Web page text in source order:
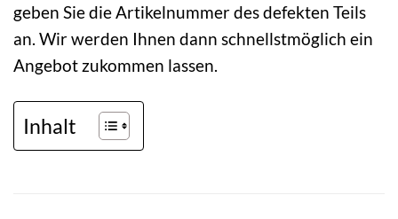
geben Sie die Artikelnummer des defekten Teils
an. Wir werden Ihnen dann schnellstmöglich ein
Angebot zukommen lassen.
Inhalt